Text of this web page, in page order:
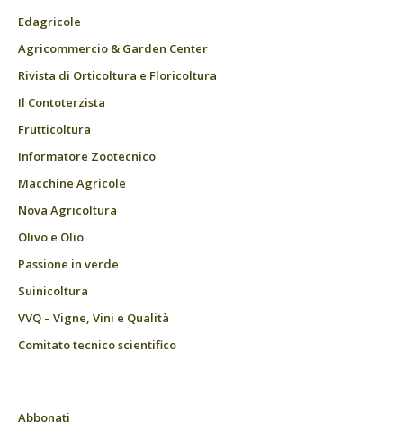
Edagricole
Agricommercio & Garden Center
Rivista di Orticoltura e Floricoltura
Il Contoterzista
Frutticoltura
Informatore Zootecnico
Macchine Agricole
Nova Agricoltura
Olivo e Olio
Passione in verde
Suinicoltura
VVQ – Vigne, Vini e Qualità
Comitato tecnico scientifico
Abbonati